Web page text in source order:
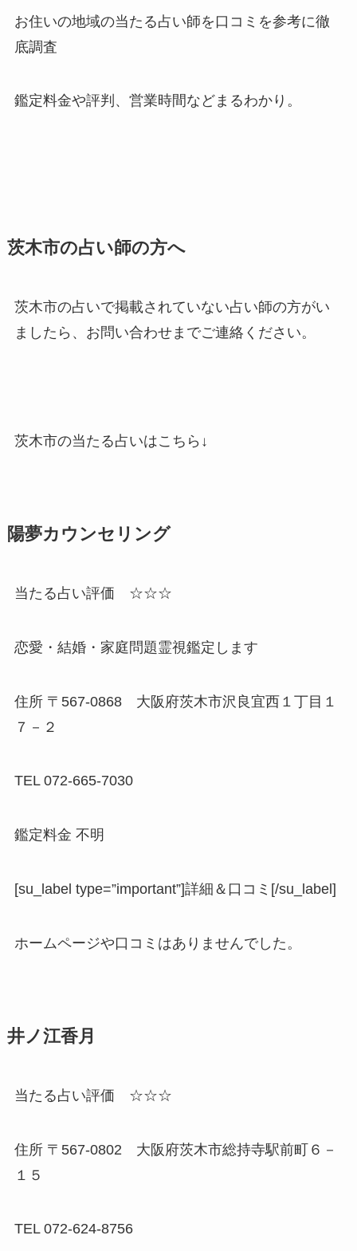
お住いの地域の当たる占い師を口コミを参考に徹
底調査
鑑定料金や評判、営業時間などまるわかり。
茨木市の占い師の方へ
茨木市の占いで掲載されていない占い師の方がい
ましたら、お問い合わせまでご連絡ください。
茨木市の当たる占いはこちら↓
陽夢カウンセリング
当たる占い評価 ☆☆☆
恋愛・結婚・家庭問題霊視鑑定します
住所 〒567-0868 大阪府茨木市沢良宜西１丁目１
７－２
TEL 072-665-7030
鑑定料金 不明
[su_label type=”important”]詳細＆口コミ[/su_label]
ホームページや口コミはありませんでした。
井ノ江香月
当たる占い評価 ☆☆☆
住所 〒567-0802 大阪府茨木市総持寺駅前町６－
１５
TEL 072-624-8756